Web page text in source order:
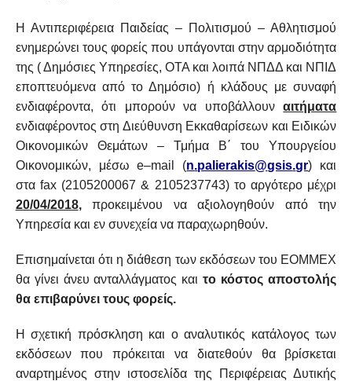
Η Αντιπεριφέρεια Παιδείας – Πολιτισμού – Αθλητισμού
ενημερώνει τους φορείς που υπάγονται στην αρμοδιότητα
της ( Δημόσιες Υπηρεσίες, ΟΤΑ και λοιπά ΝΠΔΔ και ΝΠΙΔ
εποπτευόμενα από το Δημόσιο) ή κλάδους με συναφή
ενδιαφέροντα, ότι μπορούν να υποβάλλουναιτήματα
ενδιαφέροντος στη Διεύθυνση Εκκαθαρίσεων και Ειδικών
Οικονομικών Θεμάτων – Τμήμα Β΄ του Υπουργείου
Οικονομικών, μέσωe–mail (n.palierakis@gsis.gr) και
στα fax(2105200067 & 2105237743) το αργότερο μέχρι
20/04/2018,προκειμένου να αξιολογηθούν από την
Υπηρεσία και εν συνεχεία να παραχωρηθούν.
Επισημαίνεται ότι η διάθεση των εκδόσεων του ΕΟΜΜΕΧ
θα γίνει άνευ ανταλλάγματος καιτο κόστος αποστολής
θα επιβαρύνει τους φορείς.
Η σχετική πρόσκληση και ο αναλυτικός κατάλογος των
εκδόσεων που πρόκειται να διατεθούν θα βρίσκεται
αναρτημένος στην ιστοσελίδα της Περιφέρειας Δυτικής